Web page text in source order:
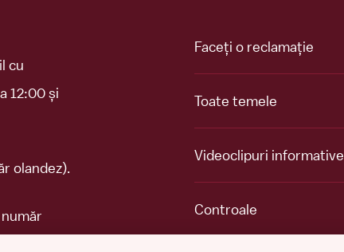
cu
12:00 și
olandez).
Faceți o reclamație
Toate temele
Videoclipuri informative
Controale